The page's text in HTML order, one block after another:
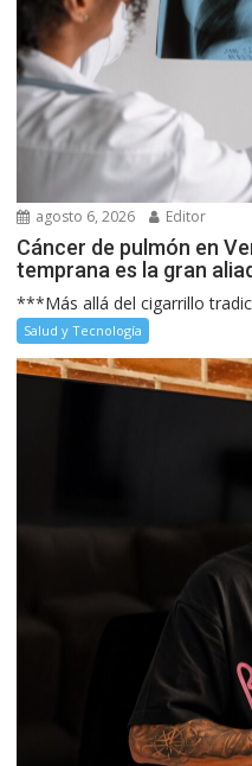
agosto 6, 2026 Editor
Cáncer de pulmón en
temprana es la gran
***Más allá del cigarrillo
Salud y Tecnología